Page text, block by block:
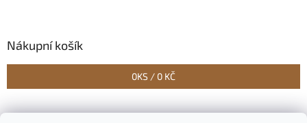
Nákupní košík
0KS / 0 KČ